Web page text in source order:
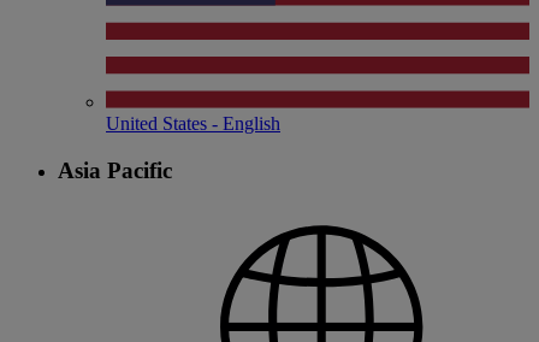
United States - English
Asia Pacific